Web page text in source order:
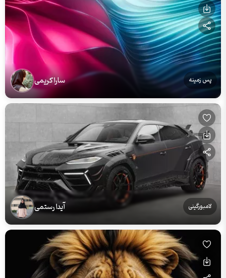
پس زمینه سارا کریمی
لامبورگینی آیدا رستمی